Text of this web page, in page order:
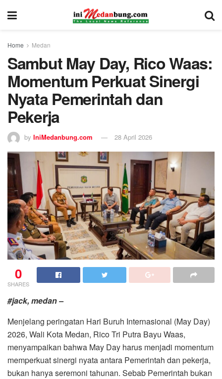
Home Medan
Sambut May Day, Rico Waas:
Momentum Perkuat Sinergi
Nyata Pemerintah dan
Pekerja
by IniMedanbung.com 28 April 2026
0
SHARES
#jack, medan –
Menjelang peringatan Hari Buruh Internasional (May Day)
2026, Wali Kota Medan, Rico Tri Putra Bayu Waas,
menyampaikan bahwa May Day harus menjadi momentum
memperkuat sinergi nyata antara Pemerintah dan pekerja,
bukan hanya seremoni tahunan. Sebab Pemerintah bukan